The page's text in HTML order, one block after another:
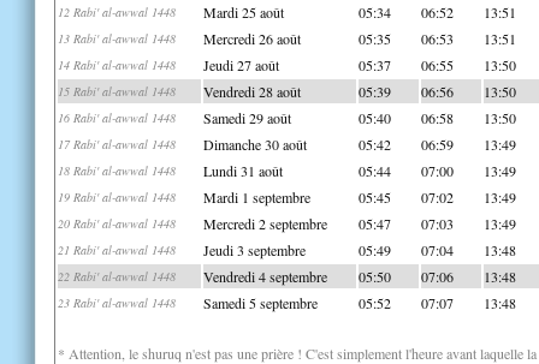
12 Rabi' al-awwal 1448 Mardi 25 août 05:34 06:52 13:51
13 Rabi' al-awwal 1448 Mercredi 26 août 05:35 06:53 13:51
14 Rabi' al-awwal 1448 Jeudi 27 août 05:37 06:55 13:50
15 Rabi' al-awwal 1448 Vendredi 28 août 05:39 06:56 13:50
16 Rabi' al-awwal 1448 Samedi 29 août 05:40 06:58 13:50
17 Rabi' al-awwal 1448 Dimanche 30 août 05:42 06:59 13:49
18 Rabi' al-awwal 1448 Lundi 31 août 05:44 07:00 13:49
19 Rabi' al-awwal 1448 Mardi 1 septembre 05:45 07:02 13:49
20 Rabi' al-awwal 1448 Mercredi 2 septembre 05:47 07:03 13:49
21 Rabi' al-awwal 1448 Jeudi 3 septembre 05:49 07:04 13:48
22 Rabi' al-awwal 1448 Vendredi 4 septembre 05:50 07:06 13:48
23 Rabi' al-awwal 1448 Samedi 5 septembre 05:52 07:07 13:48
* Attention, le shuruq n'est pas une prière ! C'est simplement l'heure avant laquelle